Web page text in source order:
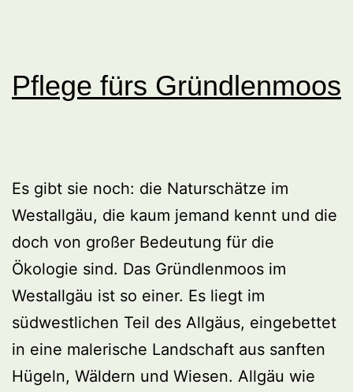
Pflege fürs Gründlenmoos
Es gibt sie noch: die Naturschätze im
Westallgäu, die kaum jemand kennt und die
doch von großer Bedeutung für die
Ökologie sind. Das Gründlenmoos im
Westallgäu ist so einer. Es liegt im
südwestlichen Teil des Allgäus, eingebettet
in eine malerische Landschaft aus sanften
Hügeln, Wäldern und Wiesen. Allgäu wie